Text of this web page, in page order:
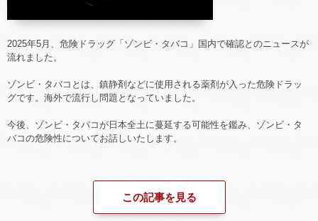
2025年5月、危険ドラッグ「ゾンビ・タバコ」国内で確認とのニュースが
流れました。
ゾンビ・タバコとは、鎮静剤などに使用される薬剤が入った危険ドラッ
グです。海外で流行し問題となっていました。
今後、ゾンビ・タバコが日本全土に蔓延する可能性を鑑み、ゾンビ・タ
バコの危険性についてお話しいたします。
この記事を見る